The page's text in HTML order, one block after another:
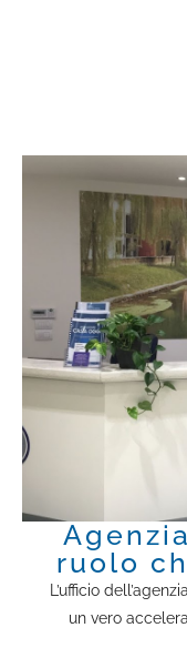
ruolo
L’ufficio
un vero